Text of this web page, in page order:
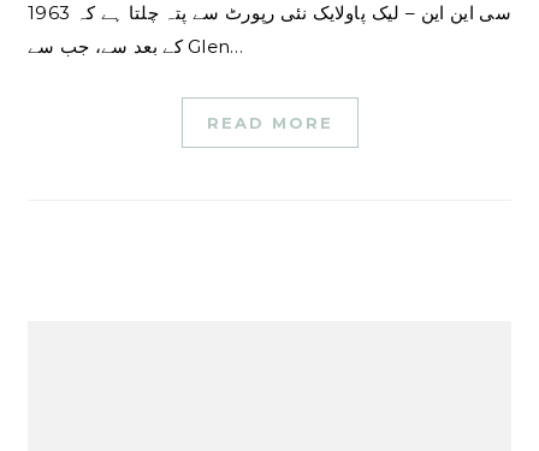
سی این این – لیک پاولایک نئی رپورٹ سے پتہ چلتا ہے کہ 1963
کے بعد سے، جب سے Glen…
READ MORE